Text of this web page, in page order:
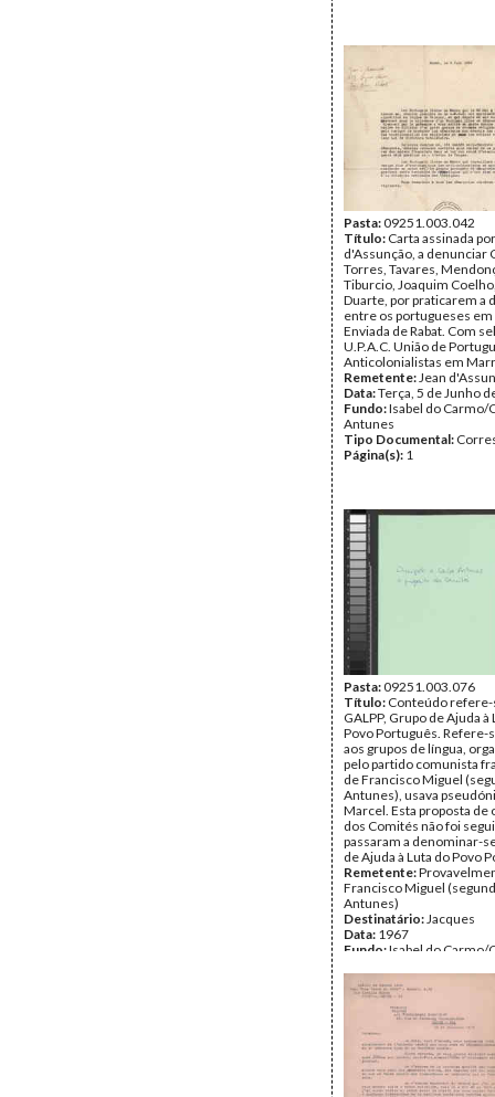
Pasta:09251.003.042
Título: Carta assinada
d'Assunção, a denunciar
Torres, Tavares,
Tiburcio, Joaquim
Duarte, por praticarem a
entre os portugueses
Enviada de Rabat. Com
U.P.A.C. União de
Anticolonialistas em
Remetente:Jean
Data:Terça, 5 de Junho
Fundo:Isabel do Carmo/
Antunes
Tipo Documental:
Página(s): 1
Pasta:09251.003.076
Título: Conteúdo refere-
GALPP, Grupo de Ajuda à
Povo Português. Refere-
aos grupos de língua,
pelo partido comunista
de Francisco Miguel
Antunes), usava
Marcel. Esta proposta de
dos Comités não foi
passaram a denominar-
de Ajuda à Luta do Povo
Remetente:
Francisco Miguel
Antunes)
Destinatário:Jacques
Data: 1967
Fundo:Isabel do Carmo/
Tipo Documental:
Página(s): 16